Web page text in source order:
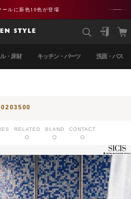
ールに新色10色が登場
・床材 キッチン・パーツ 洗面・バス
RELATED BLAND CONTACT